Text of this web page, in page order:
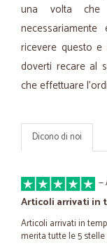
una volta
ricevere questo
doverti recare al
che effettuare
Dicono di noi
—
Articoli arrivati in
Articoli arrivati in
merita tutte le 5